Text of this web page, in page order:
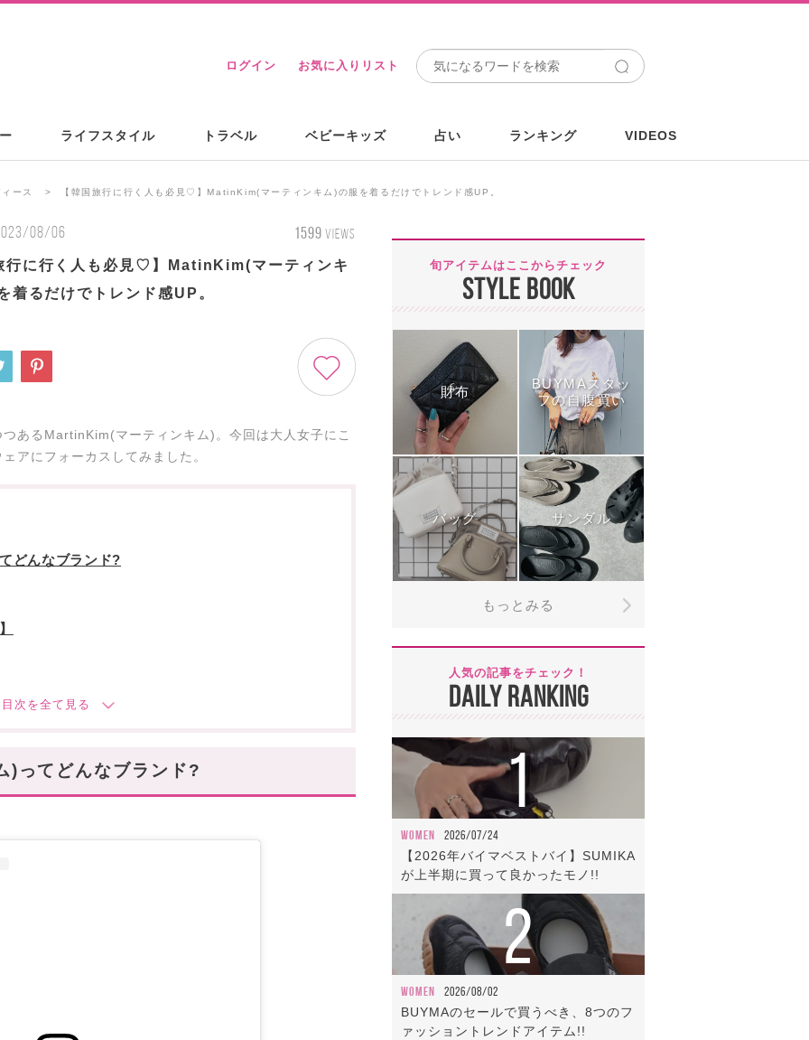
ログイン お気に入りリスト
ライフスタイル トラベル ベビーキッズ 占い ランキング VIDEOS
ース 【韓国旅行に行く人も必見♡】MatinKim(マーティンキム)の服を着るだけでトレンド感UP。
08/06 1599 VIEWS
行に行く人も必見♡】MatinKim(マーティンキ
着るだけでトレンド感UP。
あるMartinKim(マーティンキム)。今回は大人女子にこ
アにフォーカスしてみました。
どんなブランド?
目が離せない♡
ってどんなブランド?
旬アイテムはここからチェック
STYLE BOOK
財布
BUYMAスタッ
フの自腹買い
バッグ サンダル
もっとみる
人気の記事をチェック！
DAILY RANKING
1
WOMEN 2026/07/24
【2026年バイマベストバイ】SUMIKA
が上半期に買って良かったモノ!!
2
WOMEN 2026/08/02
BUYMAのセールで買うべき、8つのフ
ァッショントレンドアイテム!!